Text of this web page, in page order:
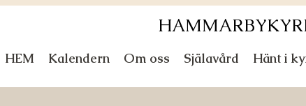
HEM Kalendern Om oss Själavård Hänt i